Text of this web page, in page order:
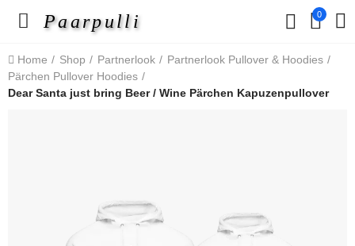
Paarpulli 0
Home Shop Partnerlook
Partnerlook Pullover & Hoodies
Pärchen Pullover Hoodies
Dear Santa just bring Beer / Wine Pärchen Kapuzenpullover